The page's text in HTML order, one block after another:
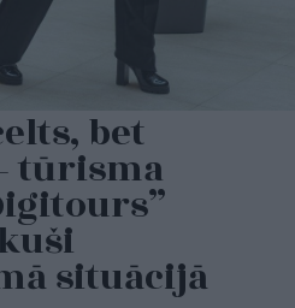
bet
tūrisma
situācijā